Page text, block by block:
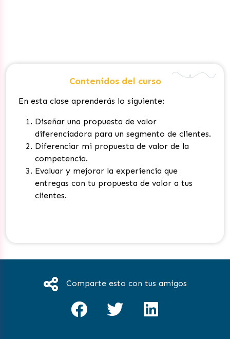
Contenidos del curso
En esta clase aprenderás lo siguiente:
Diseñar una propuesta de valor
diferenciadora para un segmento de clientes.
Diferenciar mi propuesta de valor de la
competencia.
Evaluar y mejorar la experiencia que
entregas con tu propuesta de valor a tus
clientes.
Comparte esto con tus amigos